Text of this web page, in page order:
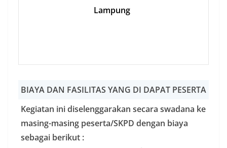
Lampung
BIAYA DAN FASILITAS YANG DI DAPAT PESERTA
Kegiatan ini diselenggarakan secara swadana ke
masing-masing peserta/SKPD dengan biaya
sebagai berikut :